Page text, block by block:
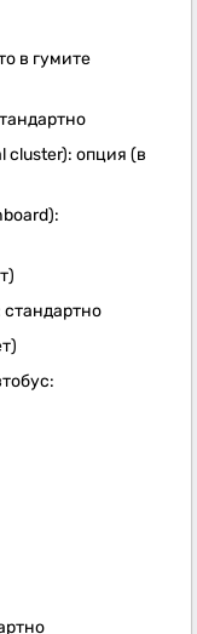
в гумите
cluster): опция (в
стандартно